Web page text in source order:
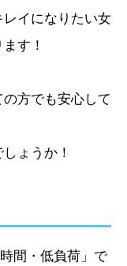
イになりたい女
す！
方でも安心して
ょうか！
間・低負荷」で